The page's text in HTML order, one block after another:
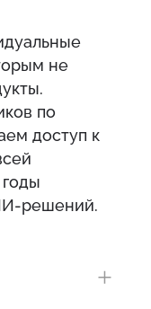
не
по
доступ к
решений.